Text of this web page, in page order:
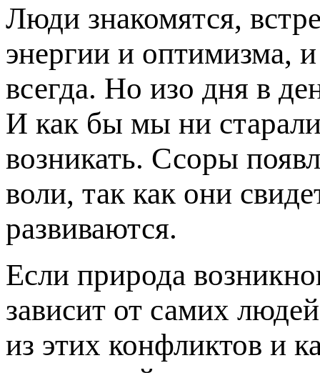
Люди знакомятся,
энергии и оптимизма,
всегда. Но изо дня в
И как бы мы ни
возникать. Ссоры
воли, так как они
развиваются.
Если природа
зависит от самих
из этих конфликтов и